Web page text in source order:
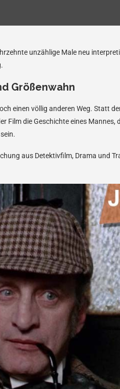
unzählige Male neu
Größenwahn
einen völlig anderen Weg. Statt
Film die Geschichte eines
aus Detektivfilm, Drama und